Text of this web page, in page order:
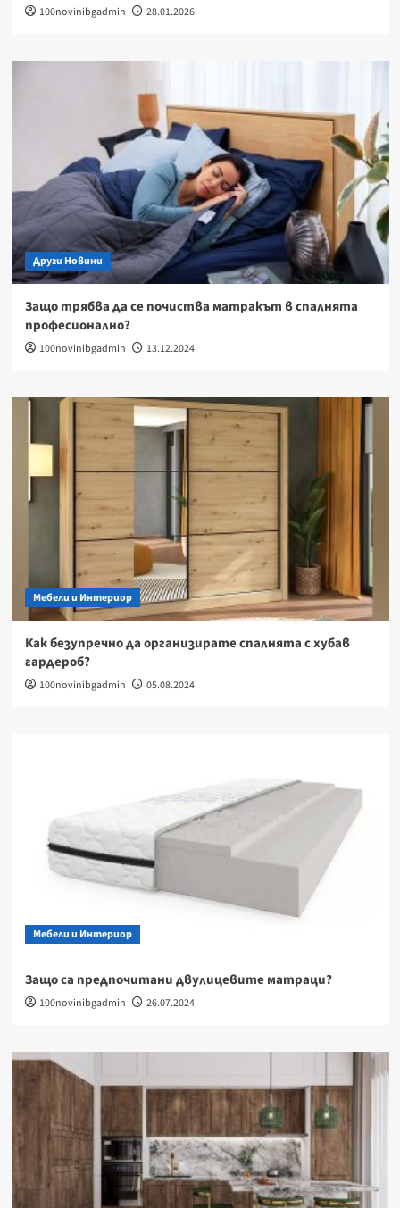
100novinibgadmin 28.01.2026
Други Новини
Защо трябва да се почиства матракът в спалнята
професионално?
100novinibgadmin 13.12.2024
Мебели и Интериор
Как безупречно да организирате спалнята с хубав
гардероб?
100novinibgadmin 05.08.2024
Мебели и Интериор
Защо са предпочитани двулицевите матраци?
100novinibgadmin 26.07.2024